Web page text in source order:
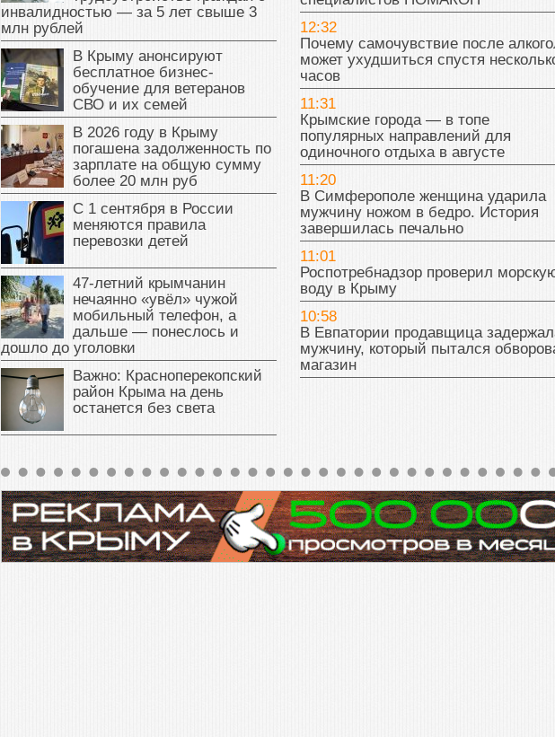
инвалидностью — за 5 лет свыше 3
млн рублей
В Крыму анонсируют
бесплатное бизнес-
обучение для ветеранов
СВО и их семей
В 2026 году в Крыму
погашена задолженность по
зарплате на общую сумму
более 20 млн руб
С 1 сентября в России
меняются правила
перевозки детей
47‑летний крымчанин
нечаянно «увёл» чужой
мобильный телефон, а
дальше — понеслось и
дошло до уголовки
Важно: Красноперекопский
район Крыма на день
останется без света
12:32
Почему самочувствие после
может ухудшиться спустя
часов
11:31
Крымские города — в топе
популярных направлений для
одиночного отдыха в августе
11:20
В Симферополе женщина ударила
мужчину ножом в бедро. История
завершилась печально
11:01
Роспотребнадзор проверил
воду в Крыму
10:58
В Евпатории продавщица
мужчину, который пытался
магазин